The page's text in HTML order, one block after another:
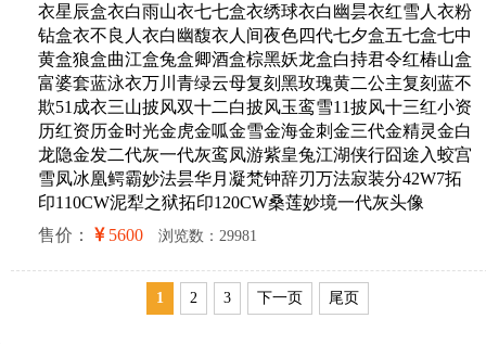
衣星辰盒衣白雨山衣七七盒衣绣球衣白幽昙衣红雪人衣粉
钻盒衣不良人衣白幽馥衣人间夜色四代七夕盒五七盒七中
黄盒狼盒曲江盒兔盒卿酒盒棕黑妖龙盒白持君令红椿山盒
富婆套蓝泳衣万川青绿云母复刻黑玫瑰黄二公主复刻蓝不
欺51成衣三山披风双十二白披风玉鸾雪11披风十三红小资
历红资历金时光金虎金呱金雪金海金刺金三代金精灵金白
龙隐金发二代灰一代灰鸾凤游紫皇兔江湖侠行囧途入蛟宫
雪凤冰凰鳄霸妙法昙华月凝梵钟辞刃万法寂装分42W7拓
印110CW泥犁之狱拓印120CW桑莲妙境一代灰头像
售价：
5600 浏览数：29981
1 2 3 下一页 尾页